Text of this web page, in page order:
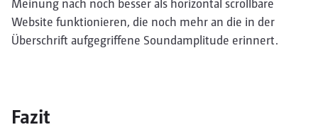
Meinung nach noch besser als horizontal scrollbare
Website funktionieren, die noch mehr an die in der
Überschrift aufgegriffene Soundamplitude erinnert.
Fazit